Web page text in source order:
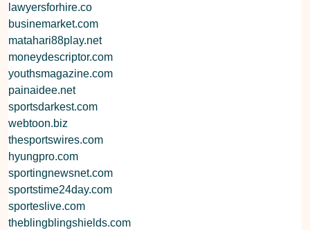
lawyersforhire.co
businemarket.com
matahari88play.net
moneydescriptor.com
youthsmagazine.com
painaidee.net
sportsdarkest.com
webtoon.biz
thesportswires.com
hyungpro.com
sportingnewsnet.com
sportstime24day.com
sporteslive.com
theblingblingshields.com